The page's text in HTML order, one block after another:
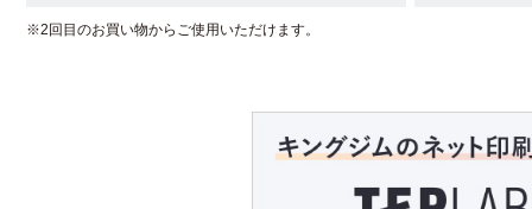
※2回目のお買い物からご使用いただけます。